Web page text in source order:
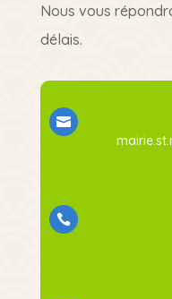
Nous vous
délais.

